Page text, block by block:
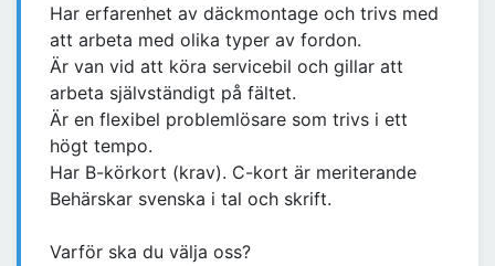
Har erfarenhet av däckmontage och trivs med
att arbeta med olika typer av fordon.
Är van vid att köra servicebil och gillar att
arbeta självständigt på fältet.
Är en flexibel problemlösare som trivs i ett
högt tempo.
Har B-körkort (krav). C-kort är meriterande
Behärskar svenska i tal och skrift.
Varför ska du välja oss?